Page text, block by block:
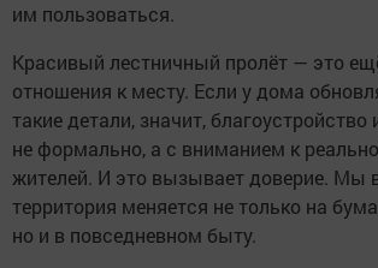
им пользоваться.
Красивый лестничный пролёт — это
отношения к месту. Если у дома
такие детали, значит, благоустройство
не формально, а с вниманием к
жителей. И это вызывает доверие. Мы
территория меняется не только на
но и в повседневном быту.